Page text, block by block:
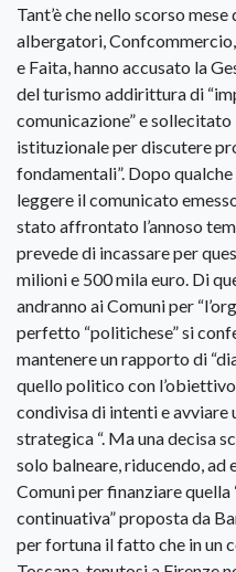
Tant’è che nello scorso
albergatori,
e Faita, hanno accusato la
del turismo addirittura di
comunicazione” e
istituzionale per discutere
fondamentali”. Dopo
leggere il comunicato
stato affrontato l’annoso
prevede di incassare per
milioni e 500 mila euro. Di
andranno ai Comuni per
perfetto “politichese” si
mantenere un rapporto di
quello politico con
condivisa di intenti e
strategica “. Ma una decisa
solo balneare, riducendo, ad
Comuni per finanziare
continuativa” proposta da
per fortuna il fatto che in un